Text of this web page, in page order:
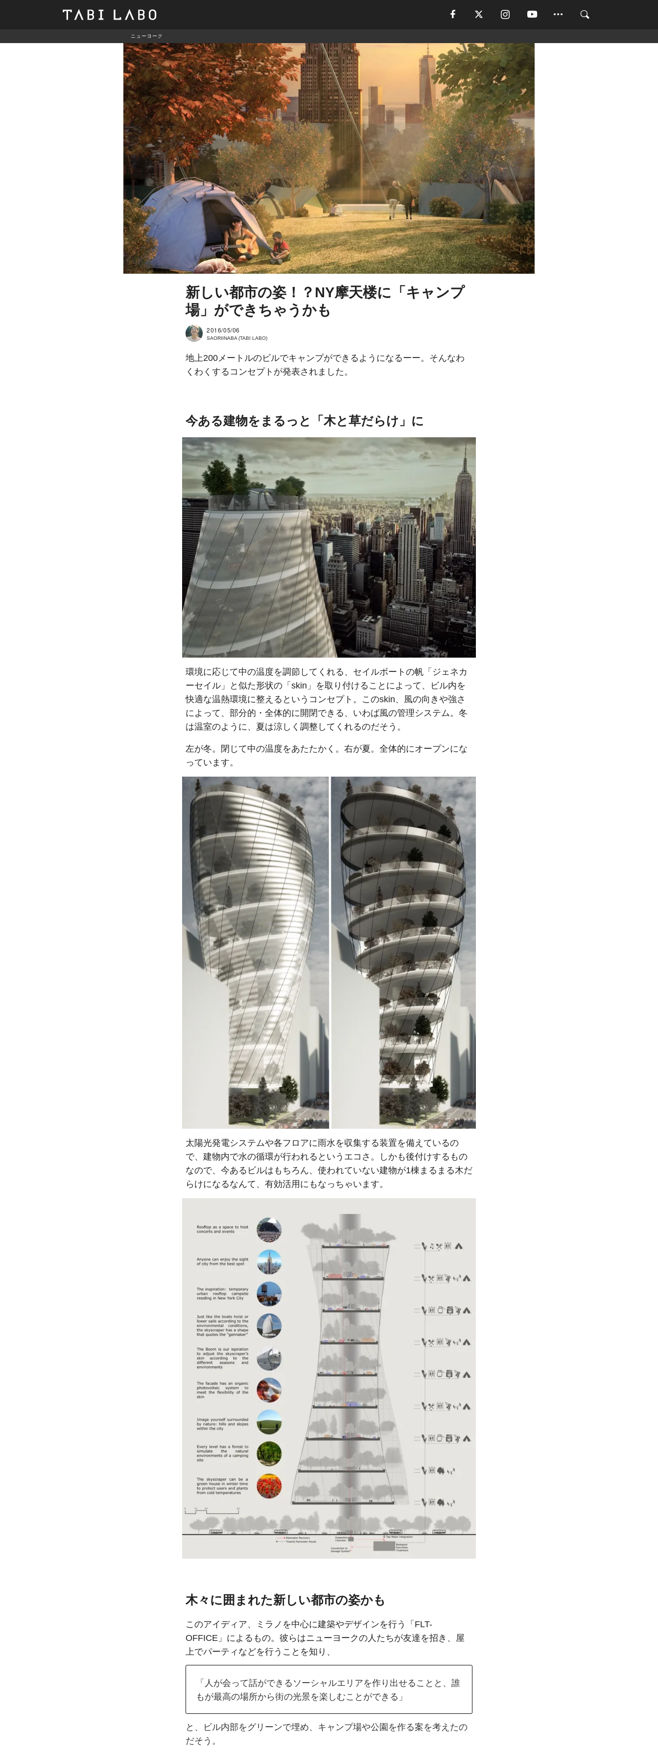
ニューヨーク
新しい都市の姿！？NY摩天楼に「キャンプ
場」ができちゃうかも
2016/05/06
SAORIINABA (TABI LABO)
地上200メートルのビルでキャンプができるようになるーー。そんなわ
くわくするコンセプトが発表されました。
今ある建物をまるっと「木と草だらけ」に
環境に応じて中の温度を調節してくれる、セイルボートの帆「ジェネカ
ーセイル」と似た形状の「skin」を取り付けることによって、ビル内を
快適な温熱環境に整えるというコンセプト。このskin、風の向きや強さ
によって、部分的・全体的に開閉できる、いわば風の管理システム。冬
は温室のように、夏は涼しく調整してくれるのだそう。
左が冬。閉じて中の温度をあたたかく。右が夏。全体的にオープンにな
っています。
太陽光発電システムや各フロアに雨水を収集する装置を備えているの
で、建物内で水の循環が行われるというエコさ。しかも後付けするもの
なので、今あるビルはもちろん、使われていない建物が1棟まるまる木だ
らけになるなんて、有効活用にもなっちゃいます。
木々に囲まれた新しい都市の姿かも
このアイディア、ミラノを中心に建築やデザインを行う「FLT-
OFFICE」によるもの。彼らはニューヨークの人たちが友達を招き、屋
上でパーティなどを行うことを知り、
「人が会って話ができるソーシャルエリアを作り出せることと、誰
もが最高の場所から街の光景を楽しむことができる」
と、ビル内部をグリーンで埋め、キャンプ場や公園を作る案を考えたの
だそう。